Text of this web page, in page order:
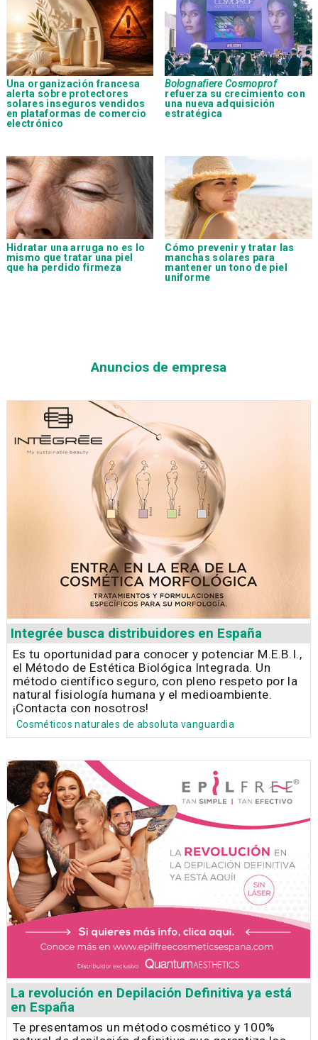
Una organización francesa
alerta sobre protectores
solares inseguros vendidos
en plataformas de comercio
electrónico
Bolognafiere Cosmoprof
refuerza su crecimiento con
una nueva adquisición
estratégica
Hidratar una arruga no es lo
mismo que tratar una piel
que ha perdido firmeza
Cómo prevenir y tratar las
manchas solares para
mantener un tono de piel
uniforme
Anuncios de empresa
Integrée busca distribuidores en España
Es tu oportunidad para conocer y potenciar M.E.B.I.,
el Método de Estética Biológica Integrada. Un
método científico seguro, con pleno respeto por la
natural fisiología humana y el medioambiente.
¡Contacta con nosotros!
Cosméticos naturales de absoluta vanguardia
La revolución en Depilación Definitiva ya está
en España
Te presentamos un método cosmético y 100%